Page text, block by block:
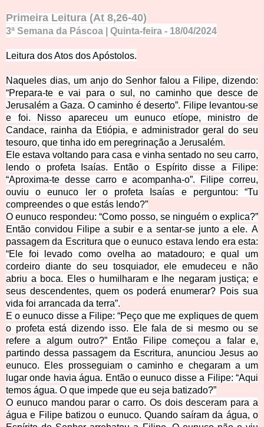
Primeira Leitura (At 8,26-40)
3ª Semana da Páscoa | Quinta-feira - 18/04/2024
Leitura dos Atos dos Apóstolos.
Naqueles dias, um anjo do Senhor falou a Filipe, dizendo:
“Prepara-te e vai para o sul, no caminho que desce de
Jerusalém a Gaza. O caminho é deserto”. Filipe levantou-se
e foi.
Nisso apareceu um eunuco etíope, ministro de
Candace, rainha da Etiópia, e administrador geral do seu
tesouro, que tinha ido em peregrinação a Jerusalém.
Ele estava voltando para casa e vinha sentado no seu carro,
lendo o profeta Isaías.
Então o Espírito disse a Filipe:
“Aproxima-te desse carro e acompanha-o”.
Filipe correu,
ouviu o eunuco ler o profeta Isaías e perguntou: “Tu
compreendes o que estás lendo?”
O eunuco respondeu: “Como posso, se ninguém o explica?”
Então convidou Filipe a subir e a sentar-se junto a ele. A
passagem da Escritura que o eunuco estava lendo era esta:
“Ele foi levado como ovelha ao matadouro; e qual um
cordeiro diante do seu tosquiador, ele emudeceu e não
abriu a boca. Eles o humilharam e lhe negaram justiça; e
seus descendentes, quem os poderá enumerar? Pois sua
vida foi arrancada da terra”.
E o eunuco disse a Filipe: “Peço que me expliques de quem
o profeta está dizendo isso. Ele fala de si mesmo ou se
refere a algum outro?” Então Filipe começou a falar e,
partindo dessa passagem da Escritura, anunciou Jesus ao
eunuco.
Eles prosseguiam o caminho e chegaram a um
lugar onde havia água. Então o eunuco disse a Filipe: “Aqui
temos água. O que impede que eu seja batizado?”
O eunuco mandou parar o carro. Os dois desceram para a
água e Filipe batizou o eunuco. Quando saíram da água, o